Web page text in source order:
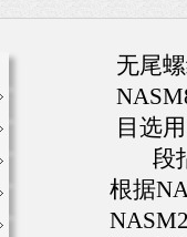
无尾
目选
段
根据